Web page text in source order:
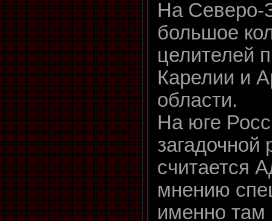
На Северо-
большое
целителей
Карелии и
области.
На юге
загадочной
считается
мнению
именно там